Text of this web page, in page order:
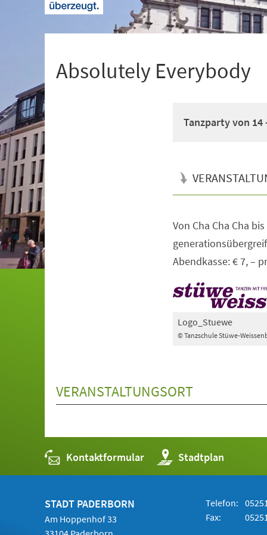
Absolutely Everybody
Tanzparty von 14
Von Cha Cha Cha
Abendkasse: € 7, –
© Tanzschule Stüwe-
Logo_Stuewe
VERANSTALTUNGSORT
Kontaktformular Stadtplan
(Öffnet
in
einem
STADT PADERBORN
Am Hoppenhof 33
Telefon:
Fax: